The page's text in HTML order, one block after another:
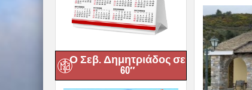
Ο Σεβ. Δημητριάδος σε
60″